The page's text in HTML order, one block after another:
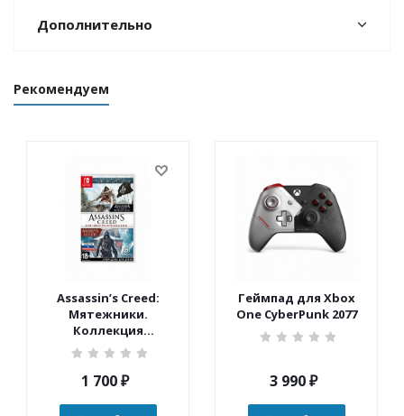
Дополнительно
Рекомендуем
Assassin’s Creed:
Мятежники.
Коллекция
(Nintendo Switch)
1 700₽
Геймпад для Xbox
One CyberPunk 2077
3 990₽